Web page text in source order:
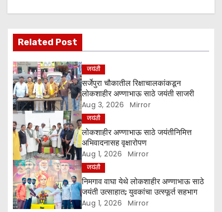
v
i
g
a
t
i
o
n
Related Post
जयंती
सर्जेपुरा चौकातील रिक्षाचालकांकडून
लोकशाहीर अण्णाभाऊ साठे जयंती साजरी
Aug 3, 2026 Mirror
जयंती
लोकशाहीर अण्णाभाऊ साठे जयंतीनिमित्त
अभिवादनासह वृक्षारोपण
Aug 1, 2026 Mirror
जयंती
निमगाव वाघा येथे लोकशाहीर अण्णाभाऊ साठे
जयंती उत्साहात; युवकांचा उत्स्फूर्त सहभाग
Aug 1, 2026 Mirror